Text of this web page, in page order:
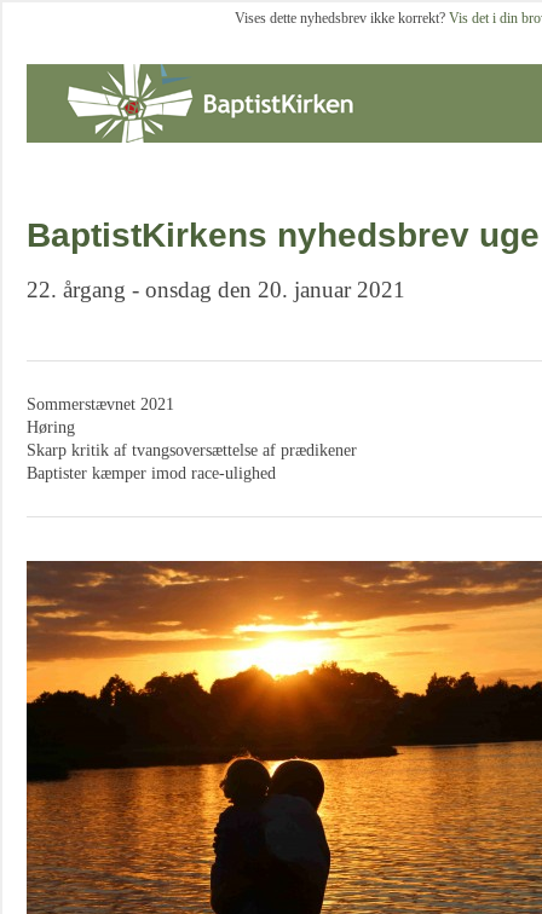
Vises dette nyhedsbrev ikke korrekt? Vis det i din
BaptistKirkens nyhedsbrev
22. årgang - onsdag den 20. januar 2021
Sommerstævnet 2021
Høring
Skarp kritik af tvangsoversættelse af prædikener
Baptister kæmper imod race-ulighed